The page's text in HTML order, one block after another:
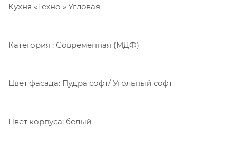
Кухня «Техно » Угловая
Категория : Современная (МДФ)
Цвет фасада: Пудра софт/ Угольный софт
Цвет корпуса: белый